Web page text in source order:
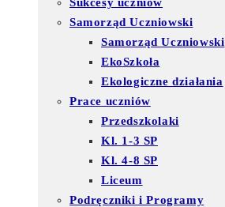
Samorząd Uczniowski
Samorząd Uczniowski
EkoSzkoła
Ekologiczne działania
Prace uczniów
Przedszkolaki
Kl. 1-3 SP
Kl. 4-8 SP
Liceum
Podręczniki i Programy